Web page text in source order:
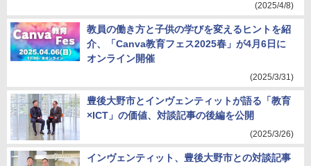
(2025/4/8)
教員の働き方と子供の学びを変えるヒントを紹
介、「Canva教育フェス2025春」が4月6日に
オンライン開催
(2025/3/31)
豊後大野市とインヴェンティットが語る「教育
×ICT」の価値、対談記事の後編を公開
(2025/3/26)
インヴェンティット、豊後大野市との対談記事